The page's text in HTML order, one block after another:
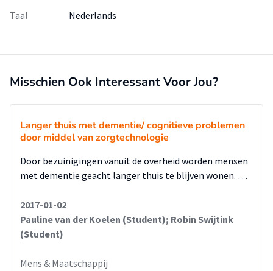
Taal Nederlands
Misschien Ook Interessant Voor Jou?
Langer thuis met dementie/ cognitieve problemen
door middel van zorgtechnologie
Door bezuinigingen vanuit de overheid worden mensen
met dementie geacht langer thuis te blijven wonen. …
2017-01-02
Pauline van der Koelen (Student); Robin Swijtink
(Student)
Mens & Maatschappij